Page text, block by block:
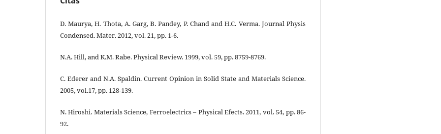
D. Maurya, H. Thota, A. Garg, B. Pandey, P. Chand and H.C. Verma. Journal Physis
Condensed. Mater. 2012, vol. 21, pp. 1-6.
N.A. Hill, and K.M. Rabe. Physical Review. 1999, vol. 59, pp. 8759-8769.
C. Ederer and N.A. Spaldin. Current Opinion in Solid State and Materials Science.
2005, vol.17, pp. 128-139.
N. Hiroshi. Materials Science, Ferroelectrics – Physical Efects. 2011, vol. 54, pp. 86-
92.